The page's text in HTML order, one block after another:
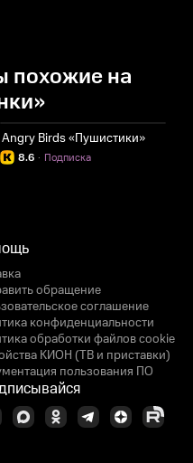
похожие на
Angry Birds «Пушистики»
8.6 Подписка
·
обращение
соглашение
конфиденциальности
обработки файлов cookie
КИОН (ТВ и приставки)
пользования ПО